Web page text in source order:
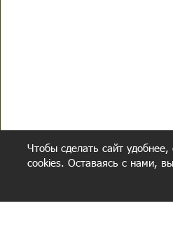
Чтобы сделать сайт
cookies. Оставаясь с нами,